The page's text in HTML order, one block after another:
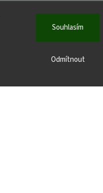
Odmítnout
Souhlasím